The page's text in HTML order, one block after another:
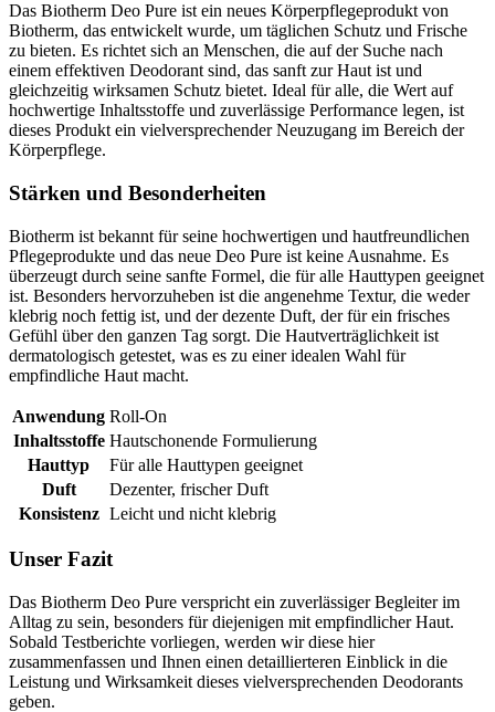
Das Biotherm Deo Pure ist ein neues Körperpflegeprodukt von
Biotherm, das entwickelt wurde, um täglichen Schutz und Frische
zu bieten. Es richtet sich an Menschen, die auf der Suche nach
einem effektiven Deodorant sind, das sanft zur Haut ist und
gleichzeitig wirksamen Schutz bietet. Ideal für alle, die Wert auf
hochwertige Inhaltsstoffe und zuverlässige Performance legen, ist
dieses Produkt ein vielversprechender Neuzugang im Bereich der
Körperpflege.
Stärken und Besonderheiten
Biotherm ist bekannt für seine hochwertigen und hautfreundlichen
Pflegeprodukte und das neue Deo Pure ist keine Ausnahme. Es
überzeugt durch seine sanfte Formel, die für alle Hauttypen geeignet
ist. Besonders hervorzuheben ist die angenehme Textur, die weder
klebrig noch fettig ist, und der dezente Duft, der für ein frisches
Gefühl über den ganzen Tag sorgt. Die Hautverträglichkeit ist
dermatologisch getestet, was es zu einer idealen Wahl für
empfindliche Haut macht.
Anwendung Roll-On
Inhaltsstoffe Hautschonende Formulierung
Hauttyp
Für alle Hauttypen geeignet
Duft
Dezenter, frischer Duft
Konsistenz Leicht und nicht klebrig
Unser Fazit
Das Biotherm Deo Pure verspricht ein zuverlässiger Begleiter im
Alltag zu sein, besonders für diejenigen mit empfindlicher Haut.
Sobald Testberichte vorliegen, werden wir diese hier
zusammenfassen und Ihnen einen detaillierteren Einblick in die
Leistung und Wirksamkeit dieses vielversprechenden Deodorants
geben.